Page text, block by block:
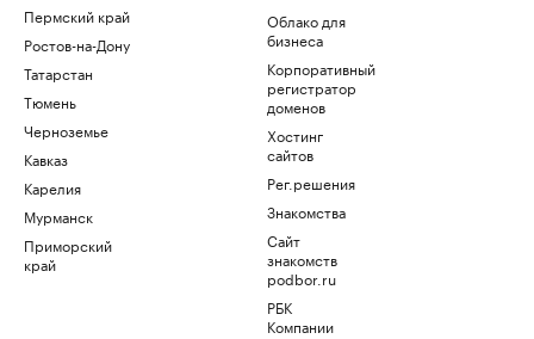
Пермский край
Ростов-на-Дону
Татарстан
Тюмень
Черноземье
Кавказ
Карелия
Мурманск
Приморский
край
Облако для
бизнеса
Корпоративный
регистратор
доменов
Хостинг
сайтов
Рег.решения
Знакомства
Сайт
знакомств
podbor.ru
РБК
Компании